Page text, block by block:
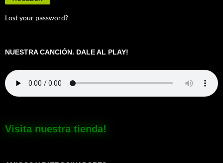
Lost your password?
NUESTRA CANCIÓN. DALE AL PLAY!
Visita nuestra tienda!